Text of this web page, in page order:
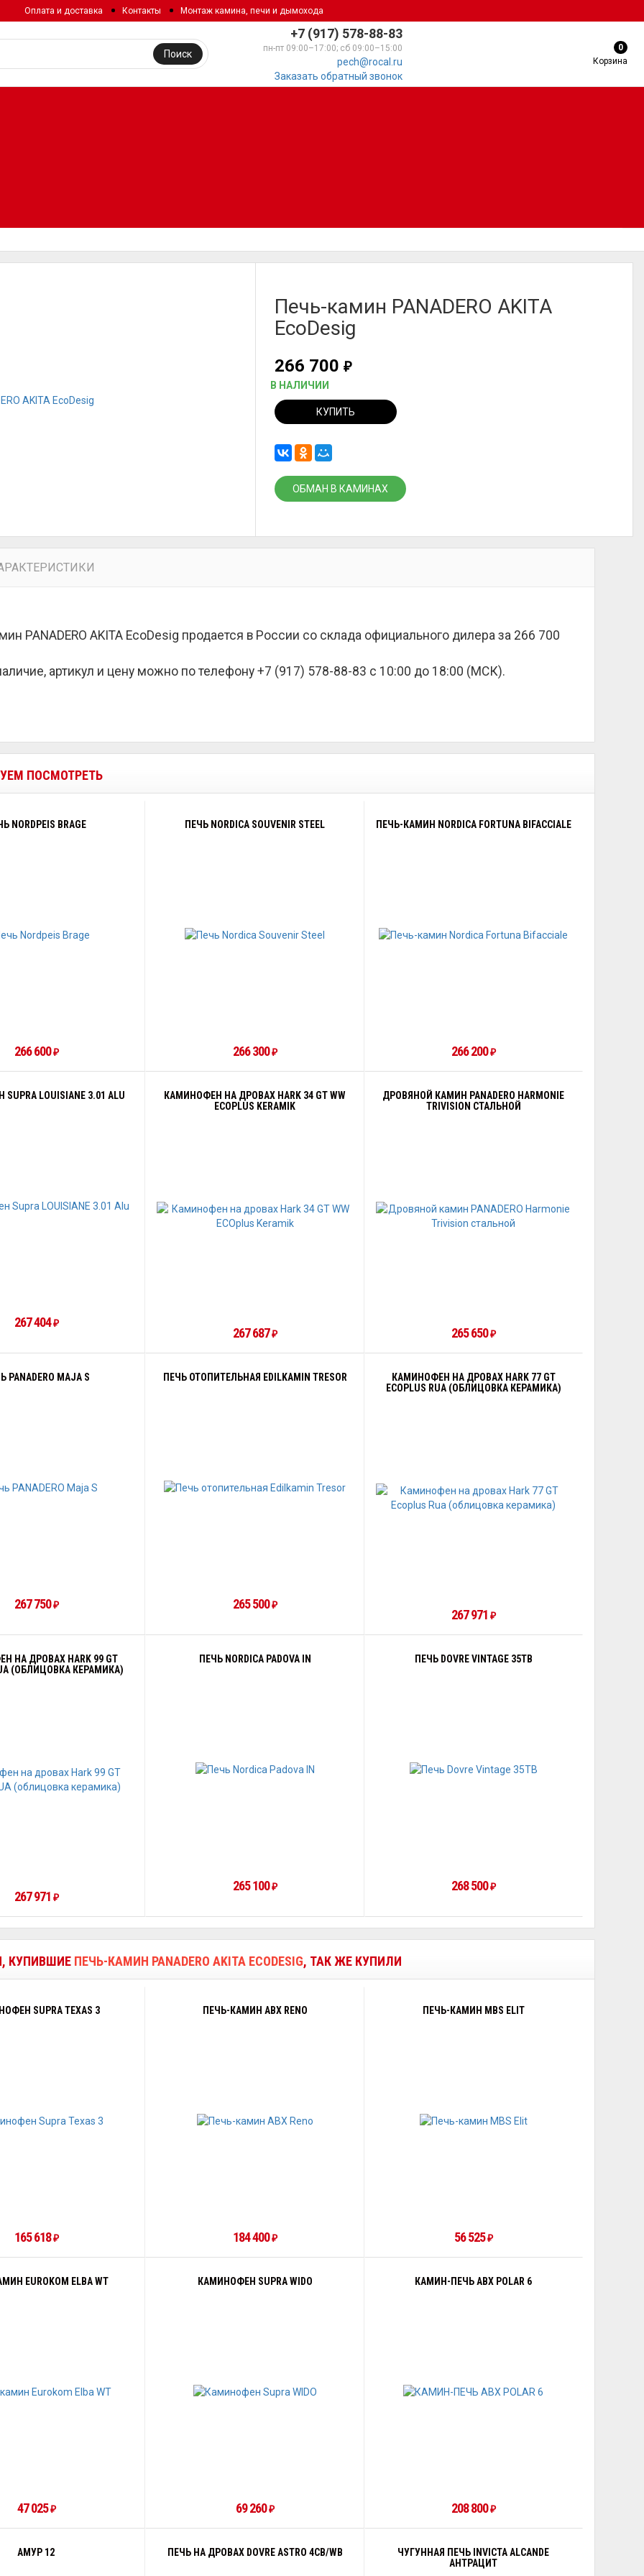
Оплата и доставка Контакты Монтаж камина, печи и дымохода
+7 (917) 578-88-83
пн-пт 09:00–17:00; сб 09:00–15:00
pech@rocal.ru
Заказать обратный звонок
Поиск
0
Корзина
Печь-камин PANADERO AKITA
EcoDesig
266 700₽
В НАЛИЧИИ
КУПИТЬ
ОБМАН В КАМИНАХ
PANADERO AKITA EcoDesig продается в России со склада официального дилера за 266 700
артикул и цену можно по телефону +7 (917) 578-88-83 с 10:00 до 18:00 (МСК).
ПОСМОТРЕТЬ
NORDPEIS BRAGE
266 600₽
ПЕЧЬ NORDICA SOUVENIR STEEL
266 300₽
ПЕЧЬ-КАМИН NORDICA FORTUNA BIFACCIALE
266 200₽
LOUISIANE 3.01 ALU
267 404₽
КАМИНОФЕН НА ДРОВАХ HARK 34 GT WW
ECOPLUS KERAMIK
267 687₽
ДРОВЯНОЙ КАМИН PANADERO HARMONIE
TRIVISION СТАЛЬНОЙ
265 650₽
PANADERO MAJA S
267 750₽
ПЕЧЬ ОТОПИТЕЛЬНАЯ EDILKAMIN TRESOR
265 500₽
КАМИНОФЕН НА ДРОВАХ HARK 77 GT
ECOPLUS RUA (ОБЛИЦОВКА КЕРАМИКА)
267 971₽
НА ДРОВАХ HARK 99 GT
(ОБЛИЦОВКА КЕРАМИКА)
267 971 ₽
ПЕЧЬ NORDICA PADOVA IN
265 100₽
ПЕЧЬ DOVRE VINTAGE 35TB
268 500₽
КУПИВШИЕ ПЕЧЬ-КАМИН PANADERO AKITA ECODESIG, ТАК ЖЕ КУПИЛИ
SUPRA TEXAS 3
165 618₽
ПЕЧЬ-КАМИН ABX RENO
184 400₽
ПЕЧЬ-КАМИН MBS ELIT
56 525₽
EUROKOM ELBA WT
47 025₽
КАМИНОФЕН SUPRA WIDO
69 260₽
КАМИН-ПЕЧЬ ABX POLAR 6
208 800₽
АМУР 12 ПЕЧЬ НА ДРОВАХ DOVRE ASTRO 4CB/WB
ЧУГУННАЯ ПЕЧЬ INVICTA ALCANDE
АНТРАЦИТ